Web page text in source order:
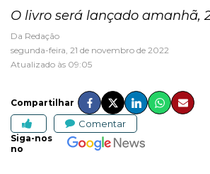
O livro será lançado amanhã,
Da Redação
segunda-feira, 21 de novembro de 2022
Atualizado às 09:05
Compartilhar
Comentar
Siga-nos
no